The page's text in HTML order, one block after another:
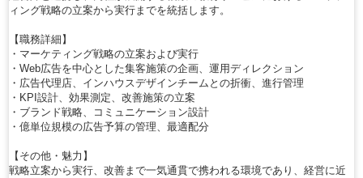
ィング戦略の立案から実行までを統括します。
【職務詳細】
・マーケティング戦略の立案および実行
・Web広告を中心とした集客施策の企画、運用ディレクション
・広告代理店、インハウスデザインチームとの折衝、進行管理
・KPI設計、効果測定、改善施策の立案
・ブランド戦略、コミュニケーション設計
・億単位規模の広告予算の管理、最適配分
【その他・魅力】
戦略立案から実行、改善まで一気通貫で携われる環境であり、経営に近